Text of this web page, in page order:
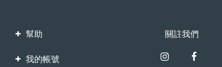
幫助
聯繫我們
關註我們
我的帳號